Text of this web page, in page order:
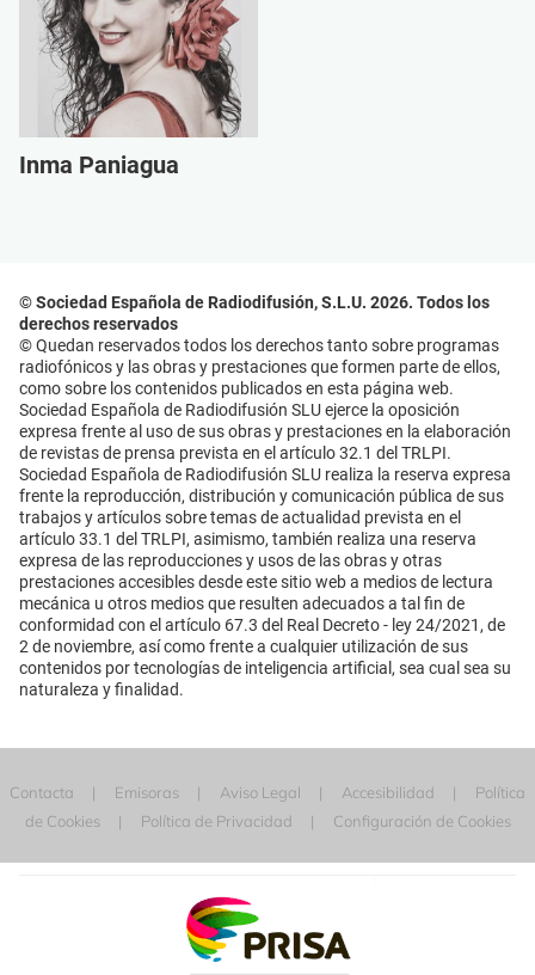
Inma Paniagua
© Sociedad Española de Radiodifusión, S.L.U. 2026. Todos los
derechos reservados
© Quedan reservados todos los derechos tanto sobre programas
radiofónicos y las obras y prestaciones que formen parte de ellos,
como sobre los contenidos publicados en esta página web.
Sociedad Española de Radiodifusión SLU ejerce la oposición
expresa frente al uso de sus obras y prestaciones en la elaboración
de revistas de prensa prevista en el artículo 32.1 del TRLPI.
Sociedad Española de Radiodifusión SLU realiza la reserva expresa
frente la reproducción, distribución y comunicación pública de sus
trabajos y artículos sobre temas de actualidad prevista en el
artículo 33.1 del TRLPI, asimismo, también realiza una reserva
expresa de las reproducciones y usos de las obras y otras
prestaciones accesibles desde este sitio web a medios de lectura
mecánica u otros medios que resulten adecuados a tal fin de
conformidad con el artículo 67.3 del Real Decreto - ley 24/2021, de
2 de noviembre, así como frente a cualquier utilización de sus
contenidos por tecnologías de inteligencia artificial, sea cual sea su
naturaleza y finalidad.
Contacta Emisoras Aviso Legal Accesibilidad
Política
de Cookies
Política de Privacidad Configuración de Cookies